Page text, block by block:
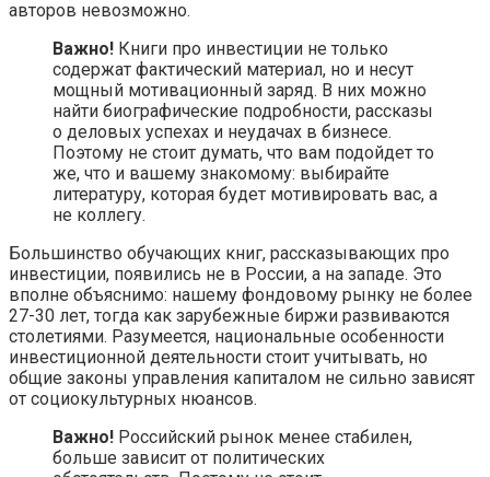
авторов невозможно.
Важно! Книги про инвестиции не только
содержат фактический материал, но и несут
мощный мотивационный заряд. В них можно
найти биографические подробности, рассказы
о деловых успехах и неудачах в бизнесе.
Поэтому не стоит думать, что вам подойдет то
же, что и вашему знакомому: выбирайте
литературу, которая будет мотивировать вас, а
не коллегу.
Большинство обучающих книг, рассказывающих про
инвестиции, появились не в России, а на западе. Это
вполне объяснимо: нашему фондовому рынку не более
27-30 лет, тогда как зарубежные биржи развиваются
столетиями. Разумеется, национальные особенности
инвестиционной деятельности стоит учитывать, но
общие законы управления капиталом не сильно зависят
от социокультурных нюансов.
Важно! Российский рынок менее стабилен,
больше зависит от политических